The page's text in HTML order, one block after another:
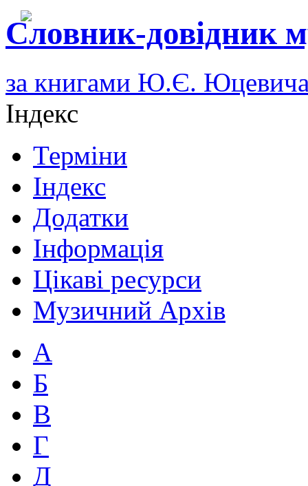
Словник-довідник
за книгами Ю.Є.
Індекс
Терміни
Індекс
Додатки
Інформація
Цікаві ресурси
Музичний Архів
А
Б
В
Г
Д